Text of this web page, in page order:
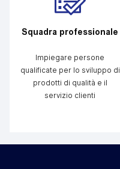
Squadra professionale
Impiegare persone
qualificate per lo sviluppo di
prodotti di qualità e il
servizio clienti